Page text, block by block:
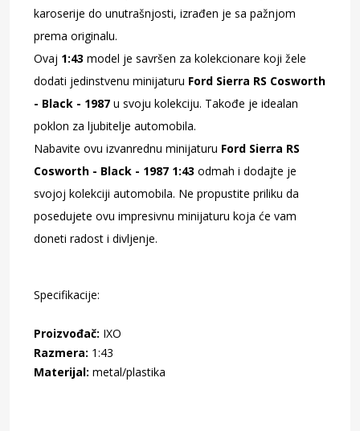
karoserije do unutrašnjosti, izrađen je sa pažnjom
prema originalu.
Ovaj 1:43 model je savršen za kolekcionare koji žele
dodati jedinstvenu minijaturu Ford Sierra RS Cosworth
- Black - 1987 u svoju kolekciju. Takođe je idealan
poklon za ljubitelje automobila.
Nabavite ovu izvanrednu minijaturu Ford Sierra RS
Cosworth - Black - 1987 1:43 odmah i dodajte je
svojoj kolekciji automobila. Ne propustite priliku da
posedujete ovu impresivnu minijaturu koja će vam
doneti radost i divljenje.
Specifikacije:
Proizvođač: IXO
Razmera: 1:43
Materijal: metal/plastika